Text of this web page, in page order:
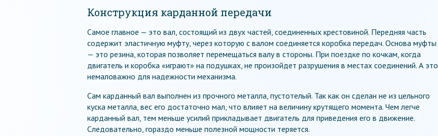
Конструкция карданной передачи
Самое главное — это вал, состоящий из двух частей, соединенных крестовиной. Передняя часть
содержит эластичную муфту, через которую с валом соединяется коробка передач. Основа муфты
— это резина, которая позволяет перемещаться валу в стороны. При поездке по кочкам, когда
двигатель и коробка «играют» на подушках, не произойдет разрушения в местах соединений. А это
немаловажно для надежности механизма.
Сам карданный вал выполнен из прочного металла, пустотелый. Так как он сделан не из цельного
куска металла, вес его достаточно мал, что влияет на величину крутящего момента. Чем легче
карданный вал, тем меньше усилий прикладывает двигатель для приведения его в движение.
Следовательно, гораздо меньше полезной мощности теряется.